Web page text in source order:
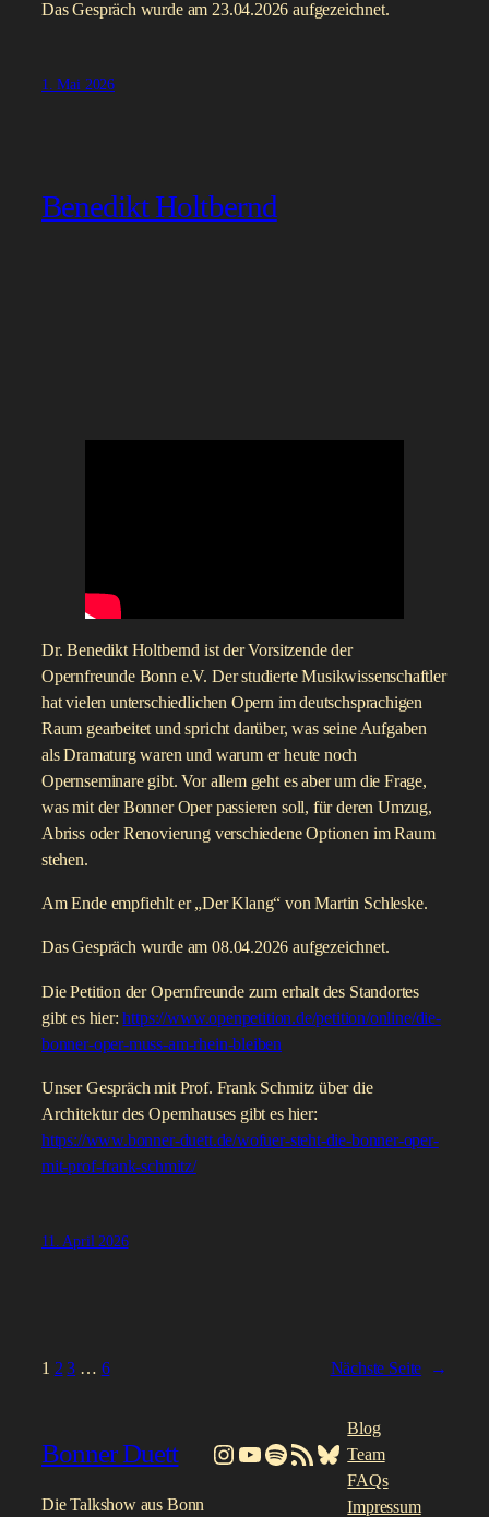
Das Gespräch wurde am 23.04.2026 aufgezeichnet.
1. Mai 2026
Benedikt Holtbernd
Dr. Benedikt Holtbernd ist der Vorsitzende der
Opernfreunde Bonn e.V. Der studierte Musikwissenschaftler
hat vielen unterschiedlichen Opern im deutschsprachigen
Raum gearbeitet und spricht darüber, was seine Aufgaben
als Dramaturg waren und warum er heute noch
Opernseminare gibt. Vor allem geht es aber um die Frage,
was mit der Bonner Oper passieren soll, für deren Umzug,
Abriss oder Renovierung verschiedene Optionen im Raum
stehen.
Am Ende empfiehlt er „Der Klang“ von Martin Schleske.
Das Gespräch wurde am 08.04.2026 aufgezeichnet.
Die Petition der Opernfreunde zum erhalt des Standortes
gibt es hier:https://www.openpetition.de/petition/online/die-
bonner-oper-muss-am-rhein-bleiben
Unser Gespräch mit Prof. Frank Schmitz über die
Architektur des Opernhauses gibt es hier:
https://www.bonner-duett.de/wofuer-steht-die-bonner-oper-
mit-prof-frank-schmitz/
11. April 2026
1 2 3 … 6 Nächste Seite →
Bonner Duett
Die Talkshow aus Bonn
Instagram
YouTube
Spotify
RSS-FeedBluesky
Blog
Team
FAQs
Impressum